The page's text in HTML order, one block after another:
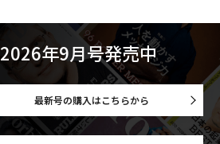
2026年9月号発売中
最新号の購入はこちらから